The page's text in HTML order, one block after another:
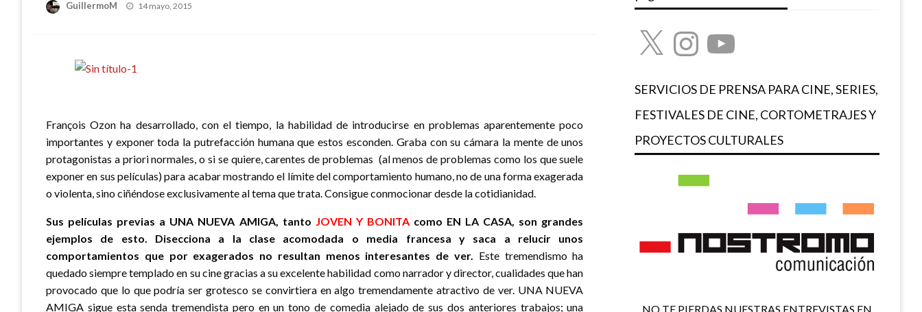
GuillermoM
Publicado
14 mayo, 2015
François Ozon ha desarrollado, con el tiempo, la habilidad de introducirse en problemas aparentemente poco
importantes y exponer toda la putrefacción humana que estos esconden. Graba con su cámara la mente de unos
protagonistas a priori normales, o si se quiere, carentes de problemas (al menos de problemas como los que suele
exponer en sus películas) para acabar mostrando el límite del comportamiento humano, no de una forma exagerada
o violenta, sino ciñéndose exclusivamente al tema que trata. Consigue conmocionar desde la cotidianidad.
Sus películas previas a UNA NUEVA AMIGA, tanto JOVEN Y BONITAcomo EN LA CASA, son grandes
ejemplos de esto. Disecciona a la clase acomodada o media francesa y saca a relucir unos
comportamientos que por exagerados no resultan menos interesantes de ver. Este tremendismo ha
quedado siempre templado en su cine gracias a su excelente habilidad como narrador y director, cualidades que han
provocado que lo que podría ser grotesco se convirtiera en algo tremendamente atractivo de ver. UNA NUEVA
AMIGA sigue esta senda tremendista pero en un tono de comedia alejado de sus dos anteriores trabajos; una
X InstagramYouTube
SERVICIOS DE PRENSA PARA CINE, SERIES,
FESTIVALES DE CINE, CORTOMETRAJES Y
PROYECTOS CULTURALES
NO TE PIERDAS NUESTRAS ENTREVISTAS EN